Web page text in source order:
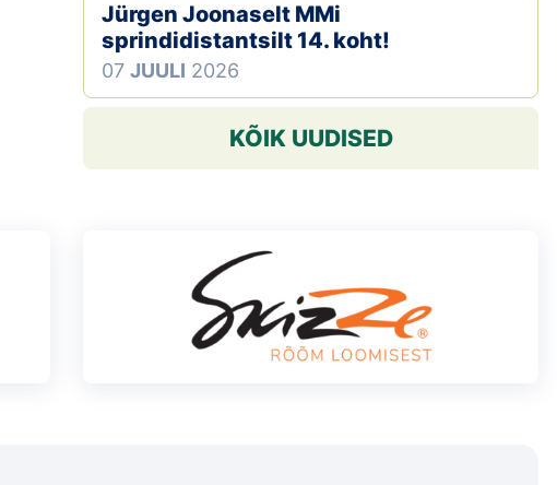
Jürgen Joonaselt MMi
sprindidistantsilt 14. koht!
07 JUULI 2026
KÕIK UUDISED